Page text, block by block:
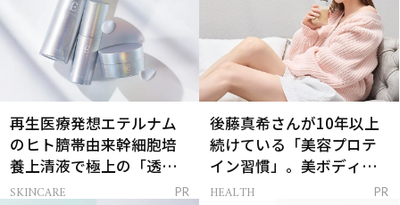
再生医療発想エテルナム
のヒト臍帯由来幹細胞培
養上清液で極上の「透明
感ハリ肌」へ
SKINCARE PR
後藤真希さんが10年以上
続けている「美容プロテ
イン習慣」。美ボディを
支える朝ルーティンと
HEALTH PR